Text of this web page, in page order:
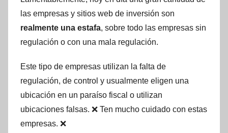
las empresas y sitios web de inversión son
realmente una estafa, sobre todo las empresas sin
regulación o con una mala regulación.
Este tipo de empresas utilizan la falta de
regulación, de control y usualmente eligen una
ubicación en un paraíso fiscal o utilizan
ubicaciones falsas. ❌ Ten mucho cuidado con estas
empresas. ❌